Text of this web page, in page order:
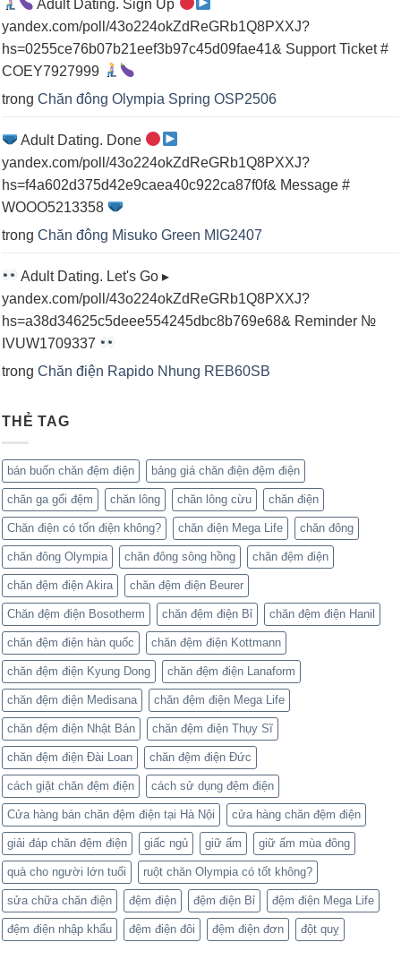
Adult Dating. Sign Up
yandex.com/poll/43o224okZdReGRb1Q8PXXJ?
hs=0255ce76b07b21eef3b97c45d09fae41& Support Ticket #
COEY7927999
trong Chăn đông Olympia Spring OSP2506
Adult Dating. Done
yandex.com/poll/43o224okZdReGRb1Q8PXXJ?
hs=f4a602d375d42e9caea40c922ca87f0f& Message #
WOOO5213358
trong Chăn đông Misuko Green MIG2407
Adult Dating. Let's Go ▸
yandex.com/poll/43o224okZdReGRb1Q8PXXJ?
hs=a38d34625c5deee554245dbc8b769e68& Reminder №
IVUW1709337
trong Chăn điện Rapido Nhung REB60SB
THẺ TAG
bán buốn chăn đệm điện bảng giá chăn điện đệm điện
chăn ga gối đệm chăn lông chăn lông cừu chăn điện
Chăn điện có tốn điện không? chăn điện Mega Life chăn đông
chăn đông Olympia chăn đông sông hồng chăn đệm điện
chăn đệm điện Akira chăn đệm điện Beurer
Chăn đệm điện Bosotherm chăn đệm điện Bỉ chăn đệm điện Hanil
chăn đệm điện hàn quốc chăn đệm điện Kottmann
chăn đệm điện Kyung Dong chăn đệm điện Lanaform
chăn đệm điện Medisana chăn đệm điện Mega Life
chăn đệm điện Nhật Bản chăn đệm điện Thụy Sĩ
chăn đệm điện Đài Loan chăn đệm điện Đức
cách giặt chăn đệm điện cách sử dụng đệm điện
Cửa hàng bán chăn đệm điện tại Hà Nội cửa hàng chăn đệm điện
giải đáp chăn đệm điện giấc ngủ giữ ấm giữ ấm mùa đông
quà cho người lớn tuổi ruột chăn Olympia có tốt không?
sửa chữa chăn điện đệm điện đệm điện Bỉ đệm điện Mega Life
đệm điện nhập khẩu đệm điện đôi đệm điện đơn đột quỵ